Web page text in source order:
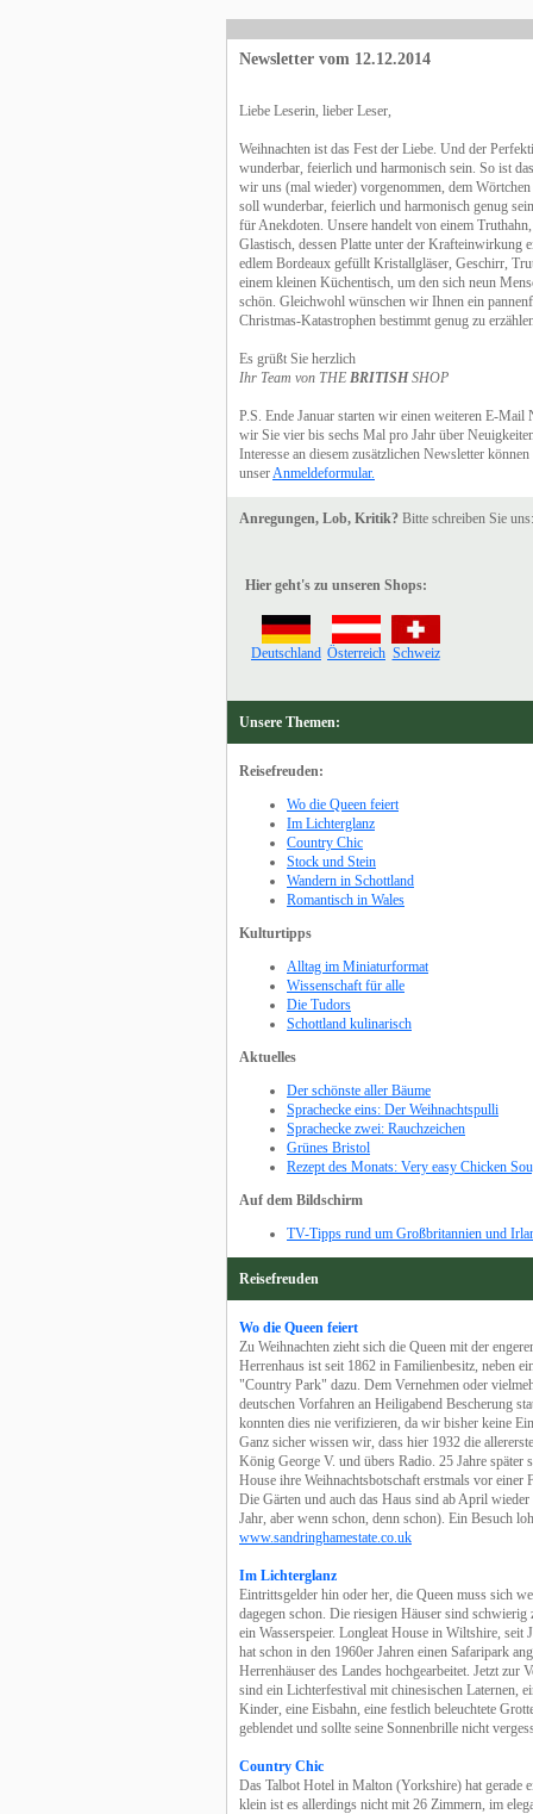
Newsletter vom 12.12.2014
Liebe Leserin, lieber Leser,
Weihnachten ist das Fest der Liebe. Und der
wunderbar, feierlich und harmonisch sein. So ist
wir uns (mal wieder) vorgenommen, dem
soll wunderbar, feierlich und harmonisch genug
für Anekdoten. Unsere handelt von einem
Glastisch, dessen Platte unter der Krafteinwirkung
edlem Bordeaux gefüllt Kristallgläser, Geschirr,
einem kleinen Küchentisch, um den sich neun
schön. Gleichwohl wünschen wir Ihnen ein
Christmas-Katastrophen bestimmt genug zu
Es grüßt Sie herzlich
Ihr Team von THE BRITISHSHOP
P.S. Ende Januar starten wir einen weiteren E-
wir Sie vier bis sechs Mal pro Jahr über
Interesse an diesem zusätzlichen Newsletter
unserAnmeldeformular.
Anregungen, Lob, Kritik? Bitte schreiben Sie
Hier geht's zu unseren Shops:
Deutschland Österreich Schweiz
Unsere Themen:
Reisefreuden:
Wo die Queen feiert
Im Lichterglanz
Country Chic
Stock und Stein
Wandern in Schottland
Romantisch in Wales
Kulturtipps
Alltag im Miniaturformat
Wissenschaft für alle
Die Tudors
Schottland kulinarisch
Aktuelles
Der schönste aller Bäume
Sprachecke eins: Der Weihnachtspulli
Sprachecke zwei: Rauchzeichen
Grünes Bristol
Rezept des Monats: Very easy Chicken
Auf dem Bildschirm
TV-Tipps rund um Großbritannien und
Reisefreuden
Wo die Queen feiert
Zu Weihnachten zieht sich die Queen mit der
Herrenhaus ist seit 1862 in Familienbesitz, neben
"Country Park" dazu. Dem Vernehmen oder
deutschen Vorfahren an Heiligabend Bescherung
konnten dies nie verifizieren, da wir bisher keine
Ganz sicher wissen wir, dass hier 1932 die
König George V. und übers Radio. 25 Jahre
House ihre Weihnachtsbotschaft erstmals vor einer
Die Gärten und auch das Haus sind ab April
Jahr, aber wenn schon, denn schon). Ein Besuch
www.sandringhamestate.co.uk
Im Lichterglanz
Eintrittsgelder hin oder her, die Queen muss sich
dagegen schon. Die riesigen Häuser sind
ein Wasserspeier. Longleat House in Wiltshire,
hat schon in den 1960er Jahren einen Safaripark
Herrenhäuser des Landes hochgearbeitet. Jetzt
sind ein Lichterfestival mit chinesischen Laternen,
Kinder, eine Eisbahn, eine festlich beleuchtete
geblendet und sollte seine Sonnenbrille nicht
Country Chic
Das Talbot Hotel in Malton (Yorkshire) hat gerade
klein ist es allerdings nicht mit 26 Zimmern, im